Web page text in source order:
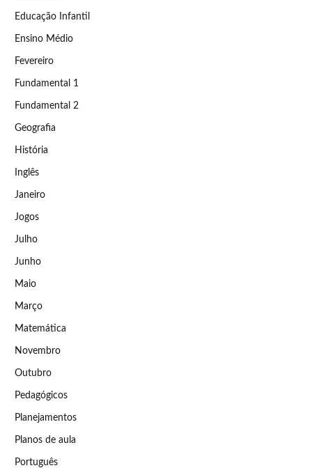
Educação Infantil
Ensino Médio
Fevereiro
Fundamental 1
Fundamental 2
Geografia
História
Inglês
Janeiro
Jogos
Julho
Junho
Maio
Março
Matemática
Novembro
Outubro
Pedagógicos
Planejamentos
Planos de aula
Português